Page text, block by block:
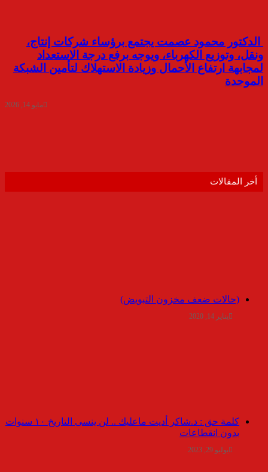
الدكتور محمود عصمت يجتمع برؤساء شركات إنتاج،
ونقل، وتوزيع الكهرباء، ويوجه برفع درجة الاستعداد
لمجابهة ارتفاع الأحمال وزيادة الاستهلاك لتأمين الشبكة
الموحدة
مايو 14, 2026
أخر المقالات
(حالات ضعف مخزون التبويض)
يناير 14, 2020
كلمة حق : د.شاكر أديت ماعليك .. لن ينسى التاريخ ١٠ سنوات
بدون انقطاعات
يوليو 29, 2023